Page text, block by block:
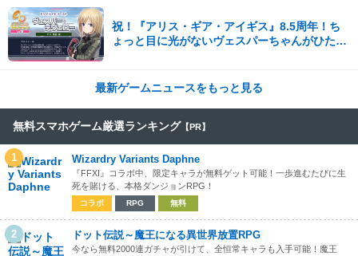
祝！『アリス・ギア・アイギス』8.5周年！ち
ょっと目に光がないヴェスパーちゃんがひたす
最新ゲームニュースをもっと見る
無料スマホゲーム厳選ランキング 【PR】
1 Wizardry Variants Daphne
『FFXI』コラボ中、限定キャラが無料ゲット可能！一歩進むたびに生
死を賭ける、本格ダンジョンRPG！
コラボ RPG 無料
2 ドット伝説～魔王になる異世界放置RPG
今なら無料2000連ガチャが引けて、全恒常キャラも入手可能！魔王